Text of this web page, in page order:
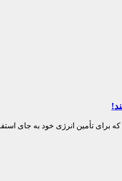
که برای تأمین انرژی خود به جای